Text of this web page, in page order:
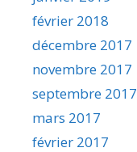
février 2018
décembre 2017
novembre 2017
septembre 2017
mars 2017
février 2017